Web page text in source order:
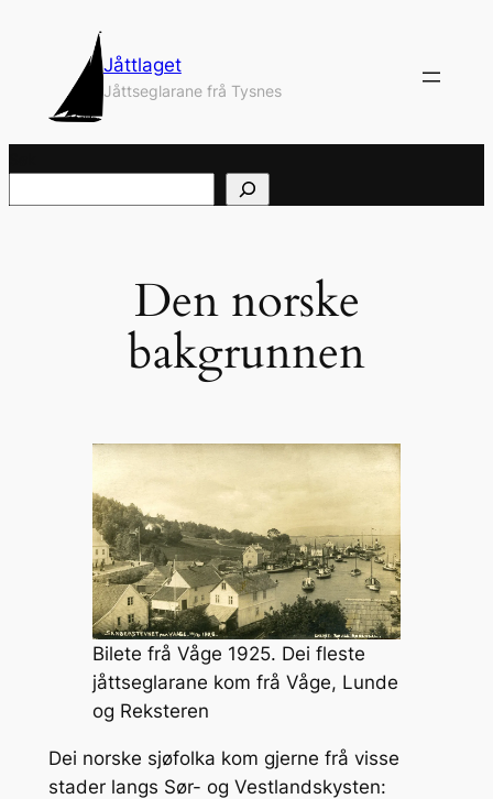
Jåttlaget
Jåttseglarane frå Tysnes
Den norske
bakgrunnen
Bilete frå Våge 1925. Dei fleste
jåttseglarane kom frå Våge, Lunde
og Reksteren
Dei norske sjøfolka kom gjerne frå visse
stader langs Sør- og Vestlandskysten: